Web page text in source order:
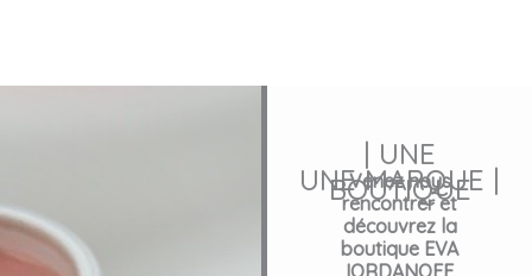
UNE MARQUE |
| UNE
BOUTIQUE
Venez nous
rencontrer et
découvrez la
boutique EVA
IORDANOFF